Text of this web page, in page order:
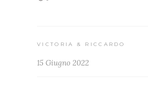
VICTORIA & RICCARDO
15 Giugno 2022